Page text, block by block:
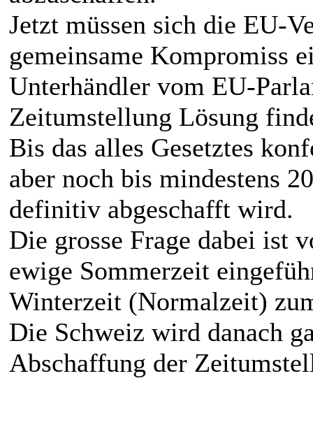
Jetzt müssen sich die EU-
gemeinsame Kompromiss
Unterhändler vom EU-
Zeitumstellung Lösung
Bis das alles Gesetztes
aber noch bis mindestens
definitiv abgeschafft wird.
Die grosse Frage dabei ist
ewige Sommerzeit
Winterzeit (Normalzeit)
Die Schweiz wird danach
Abschaffung der